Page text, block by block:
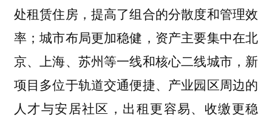
处租赁住房，提高了组合的分散度和管理效
率；城市布局更加稳健，资产主要集中在北
京、上海、苏州等一线和核心二线城市，新
项目多位于轨道交通便捷、产业园区周边的
人才与安居社区，出租更容易、收缴更稳